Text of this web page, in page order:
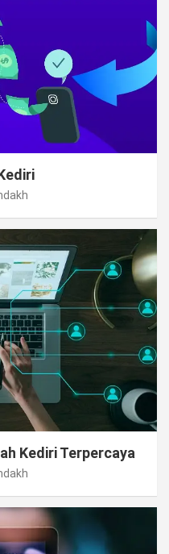
Kediri Terpercaya